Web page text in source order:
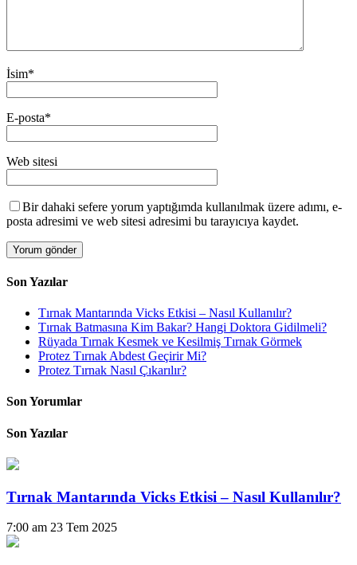
İsim*
E-posta*
Web sitesi
Bir dahaki sefere yorum yaptığımda kullanılmak üzere adımı, e-
posta adresimi ve web sitesi adresimi bu tarayıcıya kaydet.
Son Yazılar
Tırnak Mantarında Vicks Etkisi – Nasıl Kullanılır?
Tırnak Batmasına Kim Bakar? Hangi Doktora Gidilmeli?
Rüyada Tırnak Kesmek ve Kesilmiş Tırnak Görmek
Protez Tırnak Abdest Geçirir Mi?
Protez Tırnak Nasıl Çıkarılır?
Son Yorumlar
Son Yazılar
Tırnak Mantarında Vicks Etkisi – Nasıl Kullanılır?
7:00 am 23 Tem 2025